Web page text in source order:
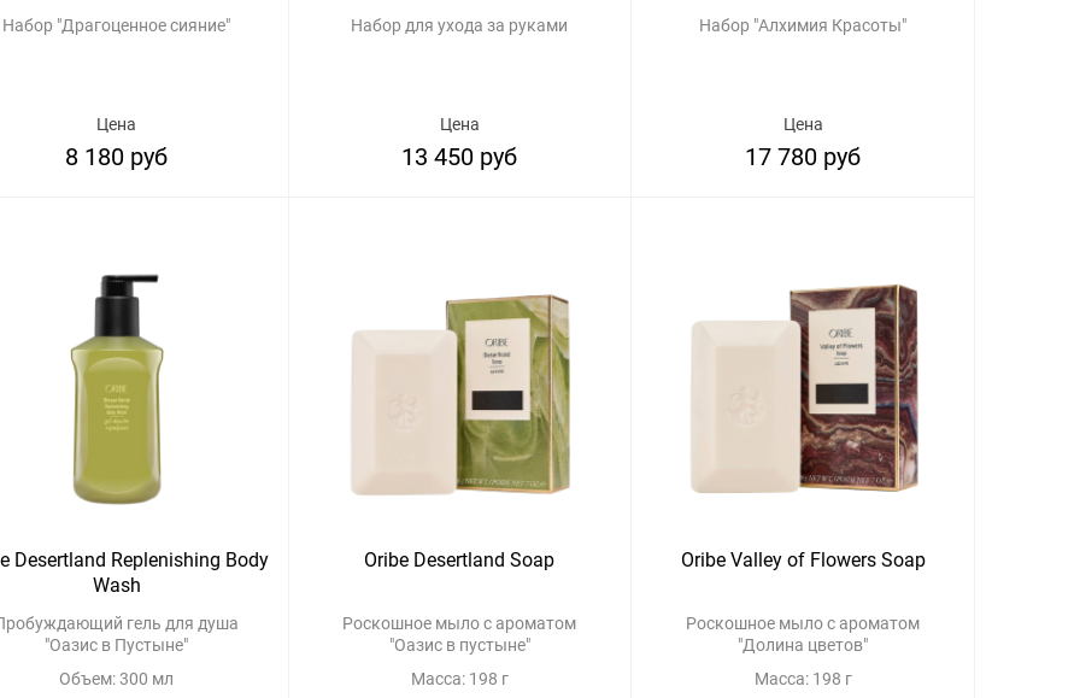
Набор "Драгоценное сияние"
Цена
8 180 руб
Набор для ухода за руками
Цена
13 450 руб
Набор "Алхимия Красоты"
Цена
17 780 руб
Desertland Replenishing Body
Wash
гель для душа
"Оазис в Пустыне"
Объем: 300 мл
Oribe Desertland Soap
Роскошное мыло с ароматом
"Оазис в пустыне"
Масса: 198 г
Oribe Valley of Flowers Soap
Роскошное мыло с ароматом
"Долина цветов"
Масса: 198 г